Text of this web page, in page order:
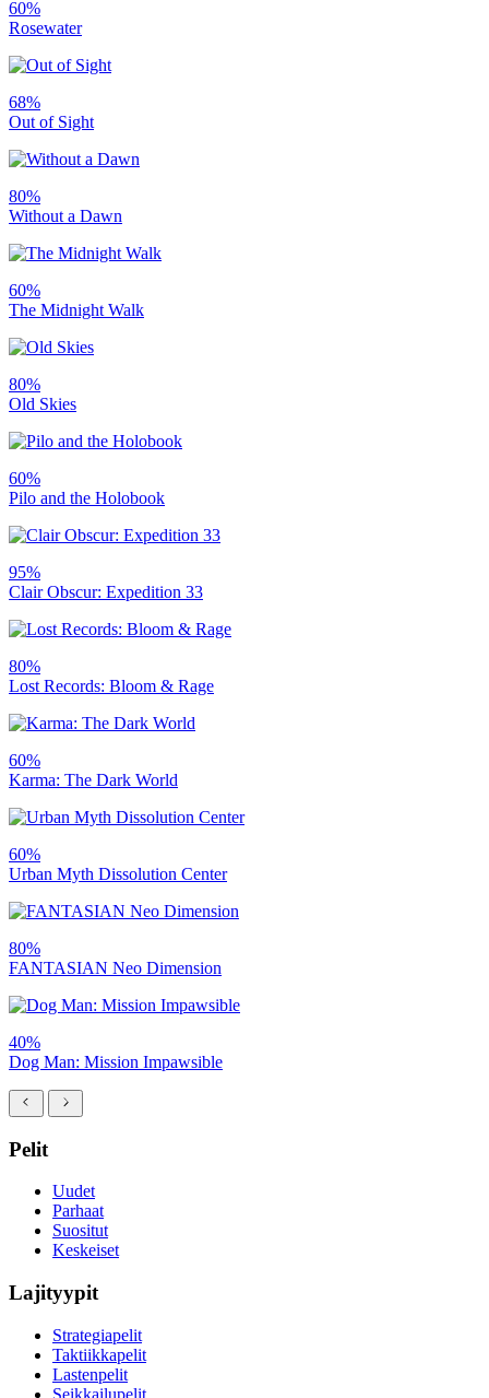
60%
Rosewater
68%
Out of Sight
80%
Without a Dawn
60%
The Midnight Walk
80%
Old Skies
60%
Pilo and the Holobook
95%
Clair Obscur: Expedition 33
80%
Lost Records: Bloom & Rage
60%
Karma: The Dark World
60%
Urban Myth Dissolution Center
80%
FANTASIAN Neo Dimension
40%
Dog Man: Mission Impawsible
Pelit
Uudet
Parhaat
Suositut
Keskeiset
Lajityypit
Strategiapelit
Taktiikkapelit
Lastenpelit
Seikkailupelit